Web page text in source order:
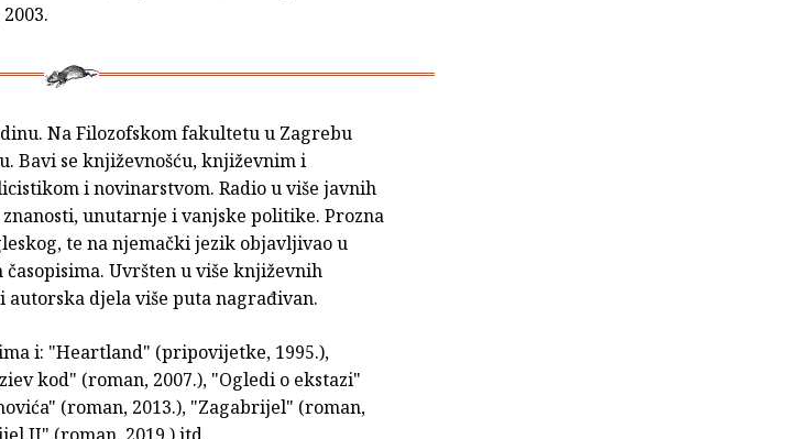
Na Filozofskom fakultetu u Zagrebu
Bavi se književnošću, književnim i
i novinarstvom. Radio u više javnih
unutarnje i vanjske politike. Prozna
te na njemački jezik objavljivao u
Uvršten u više književnih
djela više puta nagrađivan.
i: "Heartland" (pripovijetke, 1995.),
kod" (roman, 2007.), "Ogledi o ekstazi"
(roman, 2013.), "Zagabrijel" (roman,